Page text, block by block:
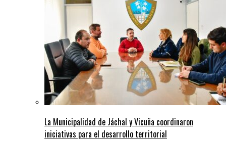
La Municipalidad de Jáchal y Vicuña coordinaron
iniciativas para el desarrollo territorial